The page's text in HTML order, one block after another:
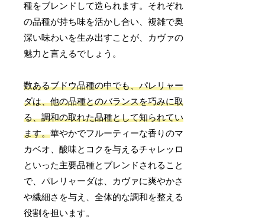
種をブレンドして造られます。それぞれ
の品種が持ち味を活かし合い、複雑で奥
深い味わいを生み出すことが、カヴァの
魅力と言えるでしょう。
数あるブドウ品種の中でも、パレリャー
ダは、他の品種とのバランスを巧みに取
る、調和の取れた品種として知られてい
ます。華やかでフルーティーな香りのマ
カベオ、酸味とコクを与えるチャレッロ
といった主要品種とブレンドされること
で、パレリャーダは、カヴァに爽やかさ
や繊細さを与え、全体的な調和を整える
役割を担います。